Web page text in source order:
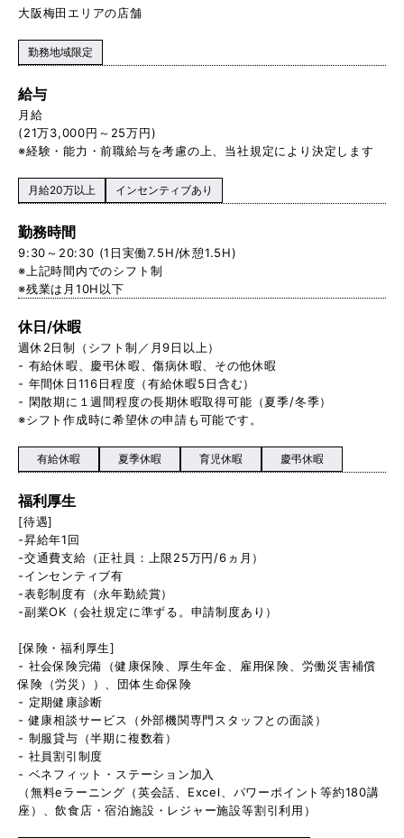
大阪梅田エリアの店舗
勤務地域限定
給与
月給
(21万3,000円～25万円)
※経験・能力・前職給与を考慮の上、当社規定により決定します
月給20万以上 インセンティブあり
勤務時間
9:30～20:30 (1日実働7.5H/休憩1.5H)
※上記時間内でのシフト制
※残業は月10H以下
休日/休暇
週休2日制（シフト制／月9日以上）
- 有給休暇、慶弔休暇、傷病休暇、その他休暇
- 年間休日116日程度（有給休暇5日含む）
- 閑散期に１週間程度の長期休暇取得可能（夏季/冬季）
※シフト作成時に希望休の申請も可能です。
有給休暇 夏季休暇 育児休暇 慶弔休暇
福利厚生
[待遇]
-昇給年1回
-交通費支給（正社員：上限25万円/6ヵ月）
-インセンティブ有
-表彰制度有（永年勤続賞）
-副業OK（会社規定に準ずる。申請制度あり）
[保険・福利厚生]
- 社会保険完備（健康保険、厚生年金、雇用保険、労働災害補償
保険（労災））、団体生命保険
- 定期健康診断
- 健康相談サービス（外部機関専門スタッフとの面談）
- 制服貸与（半期に複数着）
- 社員割引制度
- ベネフィット・ステーション加入
（無料eラーニング（英会話、Excel、パワーポイント等約180講
座）、飲食店・宿泊施設・レジャー施設等割引利用）